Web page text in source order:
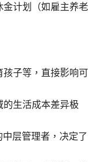
计划（如雇主养老
子等，直接影响可
生活成本差异极
层管理者，决定了